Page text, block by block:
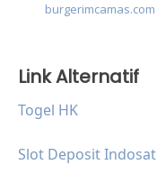
burgerimcamas.com
Link Alternatif
Togel HK
Slot Deposit Indosat